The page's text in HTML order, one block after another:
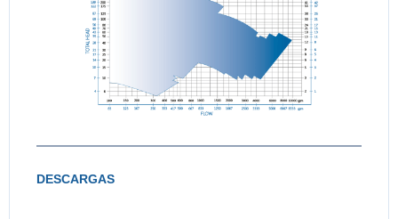
DESCARGAS